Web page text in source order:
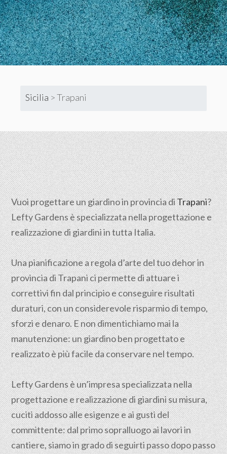
Sicilia >Trapani
Vuoi progettare un giardino in provincia diTrapani?
Lefty Gardens è specializzata nella progettazione e
realizzazione di giardini in tutta Italia.
Una pianificazione a regola d’arte del tuo dehor in
provincia diTrapanici permette di attuare i
correttivi fin dal principio e conseguire risultati
duraturi, con un considerevole risparmio di tempo,
sforzi e denaro. E non dimentichiamo mai la
manutenzione: un giardino ben progettato e
realizzato è più facile da conservare nel tempo.
Lefty Gardens è un’impresa specializzata nella
progettazionee realizzazione di giardini su misura,
cuciti addosso alle esigenze e ai gusti del
committente: dal primo sopralluogo ai lavori in
cantiere, siamo in grado di seguirti passo dopo passo